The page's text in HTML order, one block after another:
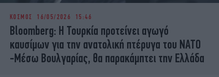
ΚΟΣΜΟΣ 16/05/2026 15:46
Bloomberg: Η Τουρκία προτείνει αγωγό
καυσίμων για την ανατολική πτέρυγα του ΝΑΤΟ
-Μέσω Βουλγαρίας, θα παρακάμπτει την Ελλάδα